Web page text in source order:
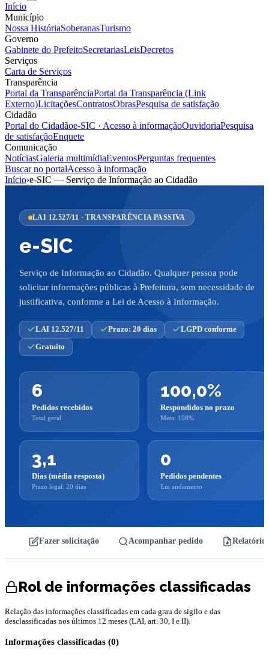
Início
Município
Nossa HistóriaSoberanasTurismo
Governo
Gabinete do PrefeitoSecretariasLeisDecretos
Serviços
Carta de Serviços
Transparência
Portal da TransparênciaPortal da Transparência (Link
Externo)LicitaçõesContratosObrasPesquisa de satisfação
Cidadão
Portal do Cidadãoe-SIC · Acesso à informaçãoOuvidoriaPesquisa
de satisfaçãoEnquete
Comunicação
NotíciasGaleria multimídiaEventosPerguntas frequentes
Buscar no portalAcesso à informação
Início›e-SIC — Serviço de Informação ao Cidadão
LAI 12.527/11 · TRANSPARÊNCIA PASSIVA
e-SIC
Serviço de Informação ao Cidadão. Qualquer pessoa pode
solicitar informações públicas à Prefeitura, sem necessidade de
justificativa, conforme a Lei de Acesso à Informação.
LAI 12.527/11 Prazo: 20 dias LGPD conforme
Gratuito
6
Pedidos recebidos
Total geral
100,0%
Respondidos no prazo
Meta: 100%
3,1
Dias (média resposta)
Prazo legal: 20 dias
0
Pedidos pendentes
Em andamento
Fazer solicitação Acompanhar pedido Relatórios
Rol de informações classificadas
Relação das informações classificadas em cada grau de sigilo e das
desclassificadas nos últimos 12 meses (LAI, art. 30, I e II).
Informações classificadas (0)